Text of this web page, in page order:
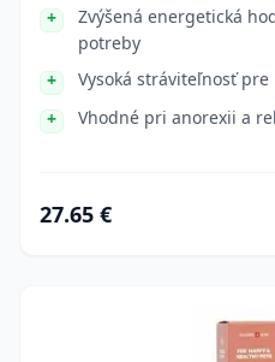
Zvýšená energetická
potreby
Vysoká stráviteľnosť
Vhodné pri anorexii a
27.65 €